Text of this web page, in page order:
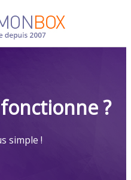
?
simple !